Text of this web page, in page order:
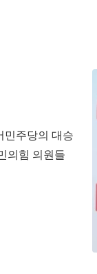
민주당의 대승
의힘 의원들